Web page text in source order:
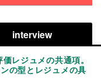
interview
レジュメの共通項。
の型とレジュメの具